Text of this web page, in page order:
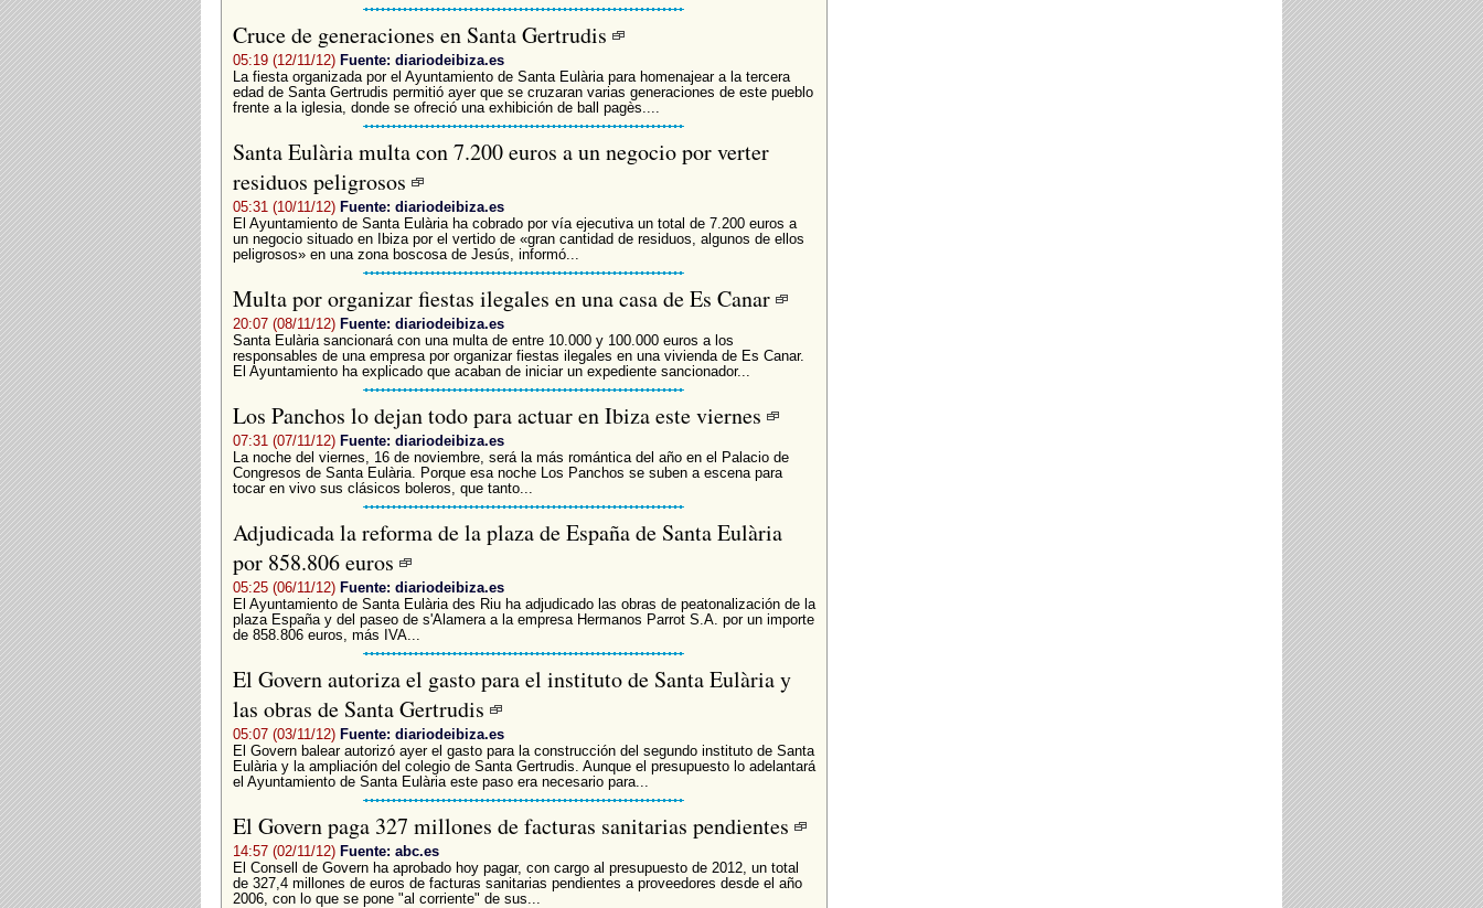
Cruce de generaciones en Santa Gertrudis
05:19 (12/11/12) Fuente: diariodeibiza.es
La fiesta organizada por el Ayuntamiento de Santa Eulària para homenajear a la tercera
edad de Santa Gertrudis permitió ayer que se cruzaran varias generaciones de este pueblo
frente a la iglesia, donde se ofreció una exhibición de ball pagès....
Santa Eulària multa con 7.200 euros a un negocio por verter
residuos peligrosos
05:31 (10/11/12) Fuente: diariodeibiza.es
El Ayuntamiento de Santa Eulària ha cobrado por vía ejecutiva un total de 7.200 euros a
un negocio situado en Ibiza por el vertido de «gran cantidad de residuos, algunos de ellos
peligrosos» en una zona boscosa de Jesús, informó...
Multa por organizar fiestas ilegales en una casa de Es Canar
20:07 (08/11/12) Fuente: diariodeibiza.es
Santa Eulària sancionará con una multa de entre 10.000 y 100.000 euros a los
responsables de una empresa por organizar fiestas ilegales en una vivienda de Es Canar.
El Ayuntamiento ha explicado que acaban de iniciar un expediente sancionador...
Los Panchos lo dejan todo para actuar en Ibiza este viernes
07:31 (07/11/12) Fuente: diariodeibiza.es
La noche del viernes, 16 de noviembre, será la más romántica del año en el Palacio de
Congresos de Santa Eulària. Porque esa noche Los Panchos se suben a escena para
tocar en vivo sus clásicos boleros, que tanto...
Adjudicada la reforma de la plaza de España de Santa Eulària
por 858.806 euros
05:25 (06/11/12) Fuente: diariodeibiza.es
­El Ayuntamiento de Santa Eulària des Riu ha adjudicado las obras de peatonalización de la
plaza España y del paseo de s'Alamera a la empresa Hermanos Parrot S.A. por un importe
de 858.806 euros, más IVA...
El Govern autoriza el gasto para el instituto de Santa Eulària y
las obras de Santa Gertrudis
05:07 (03/11/12) Fuente: diariodeibiza.es
El Govern balear autorizó ayer el gasto para la construcción del segundo instituto de Santa
Eulària y la ampliación del colegio de Santa Gertrudis. Aunque el presupuesto lo adelantará
el Ayuntamiento de Santa Eulària este paso era necesario para...
El Govern paga 327 millones de facturas sanitarias pendientes
14:57 (02/11/12) Fuente: abc.es
El Consell de Govern ha aprobado hoy pagar, con cargo al presupuesto de 2012, un total
de 327,4 millones de euros de facturas sanitarias pendientes a proveedores desde el año
2006, con lo que se pone "al corriente" de sus...